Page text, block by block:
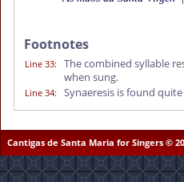
Footnotes
Line 33:
The combined syllable
when sung.
Line 34: Synaeresis is found
Cantigas de Santa Maria for Singers ©